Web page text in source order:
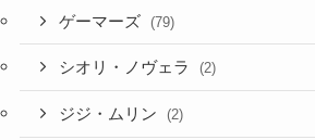
ゲーマーズ (79)
シオリ・ノヴェラ (2)
ジジ・ムリン (2)